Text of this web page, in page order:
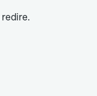
redire.